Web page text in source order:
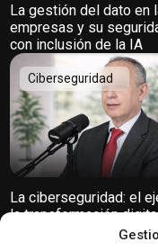
La gestión del dato en
empresas y su
con inclusión de la IA
Ciberseguridad
La ciberseguridad: el
la transformación
Leocadio Marrero